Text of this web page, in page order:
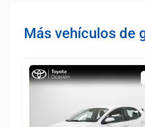
Más vehículos de